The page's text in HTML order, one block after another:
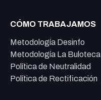
CÓMO TRABAJAMOS
Metodología Desinfo
Metodología La Buloteca
Política de Neutralidad
Política de Rectificación